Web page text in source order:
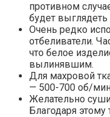
противном
будет
Очень редко
отбеливатели.
что белое
вылинявшим.
Для махровой
— 500-700 об/
Желательно
Благодаря этому